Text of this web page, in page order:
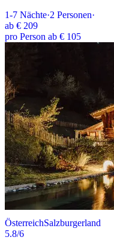
1-7 Nächte·2 Personen·
ab € 209
pro Person ab € 105
ÖsterreichSalzburgerland
5.8/6